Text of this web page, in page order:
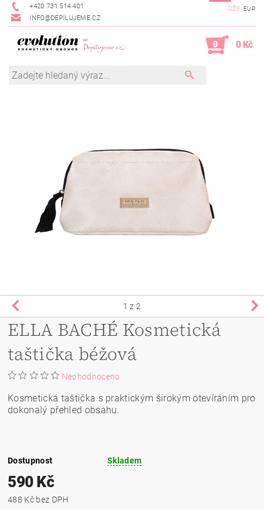
+420 731 514 401
INFO@DEPILUJEME.CZ
CZK EUR
0 0 Kč
1 z 2
ELLA BACHÉ Kosmetická
taštička béžová
Neohodnoceno
Kosmetická taštička s praktickým širokým otevíráním pro
dokonalý přehled obsahu.
Dostupnost Skladem
590 Kč
488 Kč bez DPH